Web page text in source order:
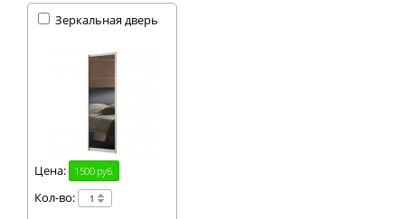
Зеркальная дверь
Цена: 1500 руб.
Кол-во: